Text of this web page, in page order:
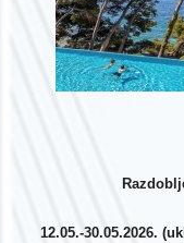
12.05.-30.05.2026.